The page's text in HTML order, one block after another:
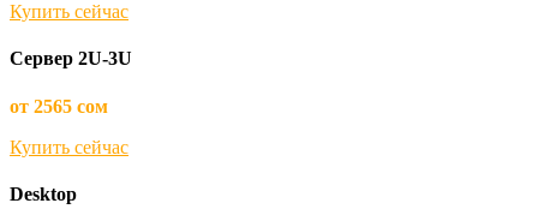
Купить сейчас
Cервер 2U-3U
от 2565 сом
Купить сейчас
Desktop